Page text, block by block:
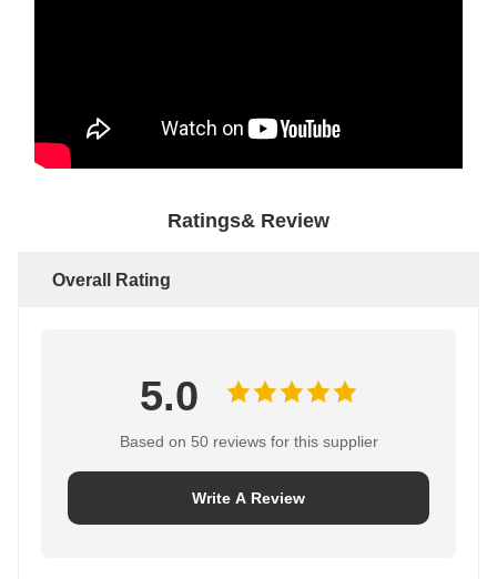
Ratings& Review
Overall Rating
5.0
Based on 50 reviews for this supplier
Write A Review